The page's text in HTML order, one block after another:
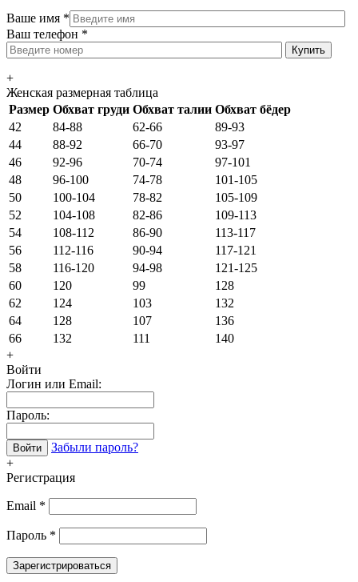
Ваше имя *
Ваш телефон *
+
Женская размерная таблица
Размер Обхват груди Обхват талии Обхват бёдер
42
84-88 62-66
89-93
44
88-92 66-70
93-97
46
92-96 70-74
97-101
48
96-100 74-78
101-105
50
100-104 78-82
105-109
52
104-108 82-86
109-113
54
108-112 86-90
113-117
56
112-116 90-94
117-121
58
116-120 94-98
121-125
60
120 99
128
62
124 103
132
64
128 107
136
66
132 111
140
+
Войти
Логин или Email:
Пароль:
Войти
Забыли пароль?
+
Регистрация
Email *
Пароль *
Зарегистрироваться